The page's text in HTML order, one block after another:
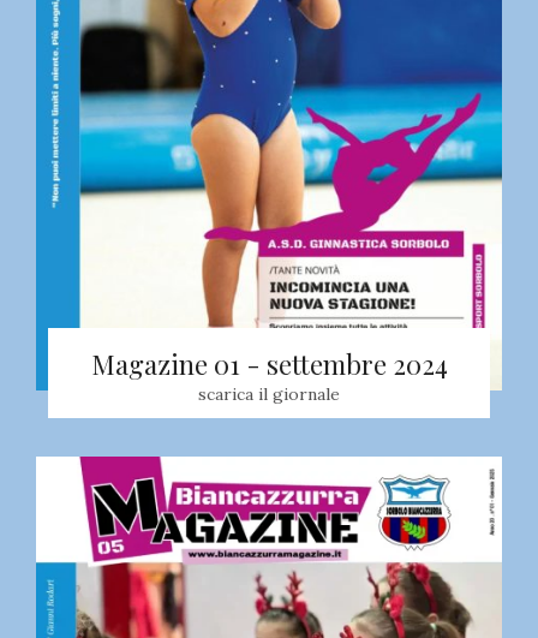
Magazine 01 - settembre 2024
scarica il giornale